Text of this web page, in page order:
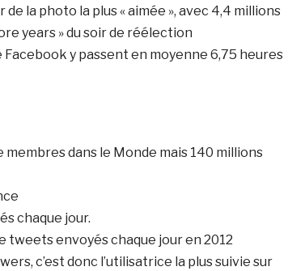
la photo la plus « aimée », avec 4,4 millions
years » du soir de réélection
Facebook y passent en moyenne 6,75 heures
dans le Monde mais 140 millions
chaque jour.
tweets envoyés chaque jour en 2012
c’est donc l’utilisatrice la plus suivie sur